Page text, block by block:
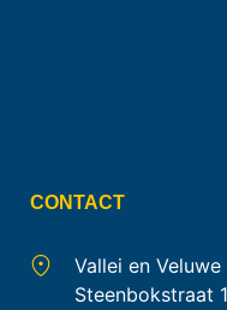
CONTACT
Vallei en
Steenbokstraat